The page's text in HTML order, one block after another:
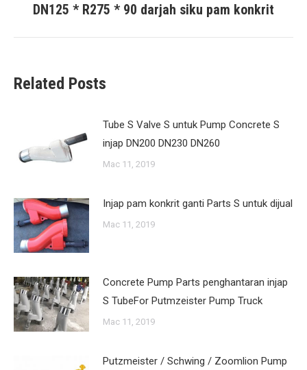
Next
DN125 * R275 * 90 darjah siku pam konkrit
Related Posts
Tube S Valve S untuk Pump Concrete S
injap DN200 DN230 DN260
Mac 11, 2019
Injap pam konkrit ganti Parts S untuk dijual
Mac 11, 2019
Concrete Pump Parts penghantaran injap
S TubeFor Putmzeister Pump Truck
Mac 11, 2019
Putzmeister / Schwing / Zoomlion Pump